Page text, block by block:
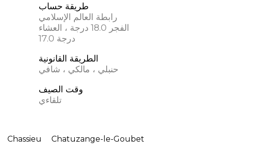
طريقة حساب
رابطة العالم الإسلامي
الفجر 18.0 درجة ، العشاء
17.0 درجة
الطريقة القانونية
حنبلي ، مالكي ، شافي
وقت الصيف
تلقاءي
Chassieu Chatuzange-le-Goubet